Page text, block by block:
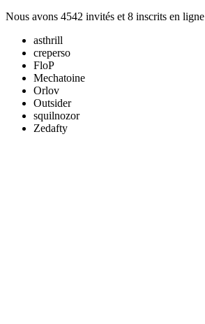
Nous avons 4542 invités et 8 inscrits en ligne
asthrill
creperso
FloP
Mechatoine
Orlov
Outsider
squilnozor
Zedafty